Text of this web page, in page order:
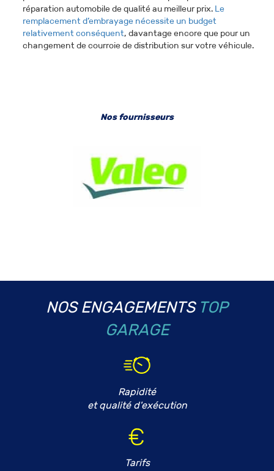
réparation automobile de qualité au meilleur prix. Le
remplacement d’embrayage nécessite un budget
relativement conséquent, davantage encore que pour un
changement de courroie de distribution sur votre véhicule.
Nos fournisseurs
NOS ENGAGEMENTS TOP
GARAGE
Rapidité
et qualité d'exécution
Tarifs